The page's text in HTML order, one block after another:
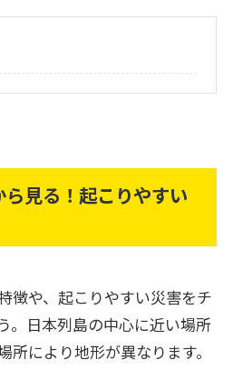
ら見る！起こりやすい
徴や、起こりやすい災害をチ
。日本列島の中心に近い場所
所により地形が異なります。